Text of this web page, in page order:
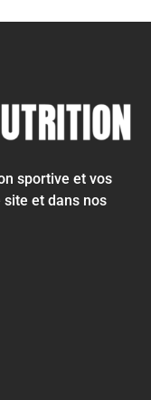
sportive et vos
et dans nos